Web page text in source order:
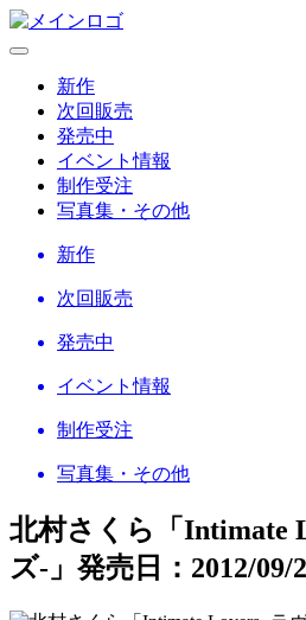
新作
次回販売
発売中
イベント情報
制作受注
写真集・その他
新作
次回販売
発売中
イベント情報
制作受注
写真集・その他
北村さくら「Intimate
ズ-」 発売日：2012/09/